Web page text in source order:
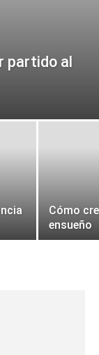
partido al
Cómo
ensueño